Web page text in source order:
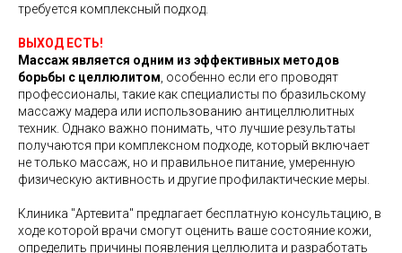
требуется комплексный подход.
ВЫХОД ЕСТЬ!
Массаж является одним из эффективных методов
борьбы с целлюлитом , особенно если его проводят
профессионалы, такие как специалисты по бразильскому
массажу мадера или использованию антицеллюлитных
техник. Однако важно понимать, что лучшие результаты
получаются при комплексном подходе, который включает
не только массаж, но и правильное питание, умеренную
физическую активность и другие профилактические меры.
Клиника "Артевита" предлагает бесплатную консультацию, в
ходе которой врачи смогут оценить ваше состояние кожи,
определить причины появления целлюлита и разработать